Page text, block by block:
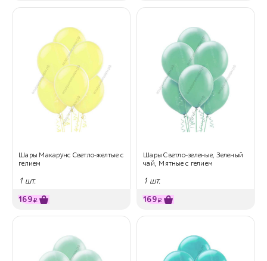
Шары Макарунс Светло-желтые с
гелием
1 шт.
169₽
Шары Светло-зеленые, Зеленый
чай, Мятные с гелием
1 шт.
169₽